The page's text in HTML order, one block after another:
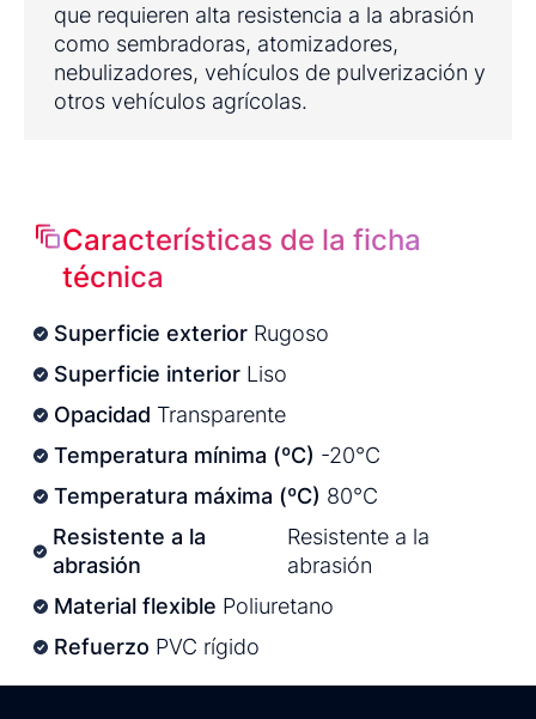
que requieren alta resistencia a la abrasión
como sembradoras, atomizadores,
nebulizadores, vehículos de pulverización y
otros vehículos agrícolas.
Características de la ficha
técnica
Superficie exterior Rugoso
Superficie interior Liso
Opacidad Transparente
Temperatura mínima (ºC) -20°C
Temperatura máxima (ºC) 80°C
Resistente a la
abrasión
Resistente a la
abrasión
Material flexible Poliuretano
Refuerzo PVC rígido